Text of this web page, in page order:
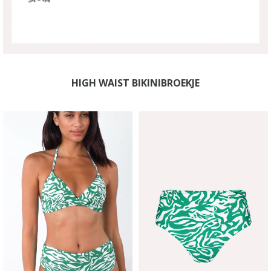
HIGH WAIST BIKINIBROEKJE